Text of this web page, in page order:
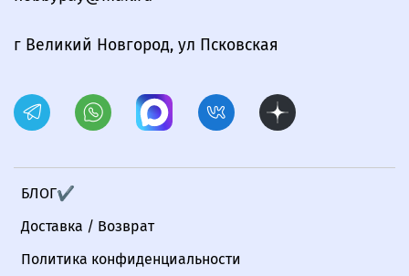
БЛОГ✔
Доставка / Возврат
Политика конфиденциальности
г Великий Новгород, ул Псковская